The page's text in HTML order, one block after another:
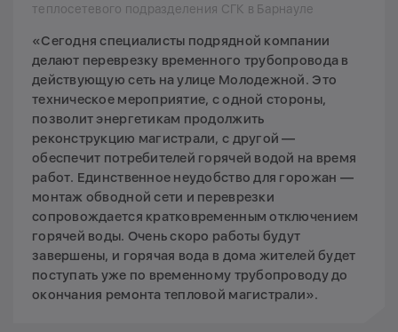
теплосетевого подразделения СГК в Барнауле
«Сегодня специалисты подрядной компании
делают переврезку временного трубопровода в
действующую сеть на улице Молодежной. Это
техническое мероприятие, с одной стороны,
позволит энергетикам продолжить
реконструкцию магистрали, с другой —
обеспечит потребителей горячей водой на время
работ. Единственное неудобство для горожан —
монтаж обводной сети и переврезки
сопровождается кратковременным отключением
горячей воды. Очень скоро работы будут
завершены, и горячая вода в дома жителей будет
поступать уже по временному трубопроводу до
окончания ремонта тепловой магистрали».